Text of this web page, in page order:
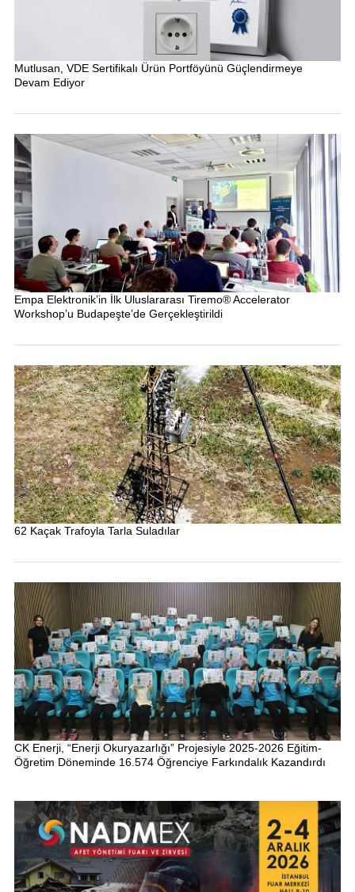
Mutlusan, VDE Sertifikalı Ürün Portföyünü Güçlendirmeye
Devam Ediyor
Empa Elektronik’in İlk Uluslararası Tiremo® Accelerator
Workshop’u Budapeşte’de Gerçekleştirildi
62 Kaçak Trafoyla Tarla Suladılar
CK Enerji, “Enerji Okuryazarlığı” Projesiyle 2025-2026 Eğitim-
Öğretim Döneminde 16.574 Öğrenciye Farkındalık Kazandırdı